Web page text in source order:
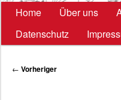
Hauptmenü
Home Über uns
Datenschutz
Beitragsnavigation
← Vorheriger